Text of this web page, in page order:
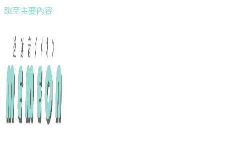
跳至主要內容